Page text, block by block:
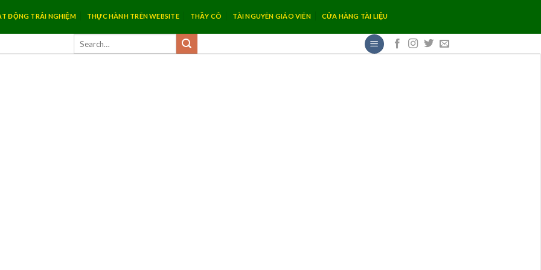
ĐỘNG TRẢI NGHIỆM THỰC HÀNH TRÊN WEBSITE THẦY CÔ TÀI NGUYÊN GIÁO VIÊN CỬA HÀNG TÀI LIỆU